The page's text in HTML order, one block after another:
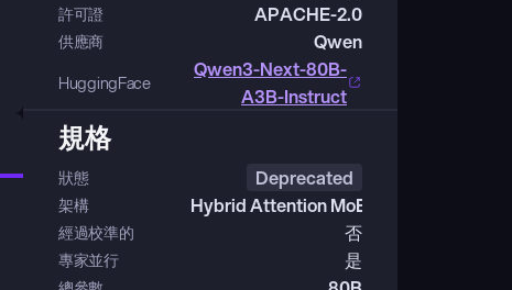
許可證 APACHE-2.0
供應商 Qwen
HuggingFace
Qwen3-Next-80B-
A3B-Instruct
規格
狀態 Deprecated
架構 Hybrid Attention MoE
經過校準的 否
專家並行 是